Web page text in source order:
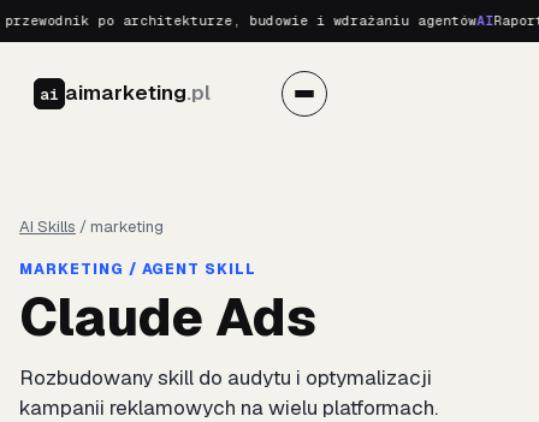
po architekturze, budowie i wdrażaniu agentówAI
ai aimarketing.pl
AI Skills /marketing
MARKETING / AGENT SKILL
Claude Ads
Rozbudowany skill do audytu i optymalizacji
kampanii reklamowych na wielu platformach.